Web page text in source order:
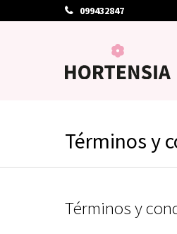
099432847
Términos y
Términos y